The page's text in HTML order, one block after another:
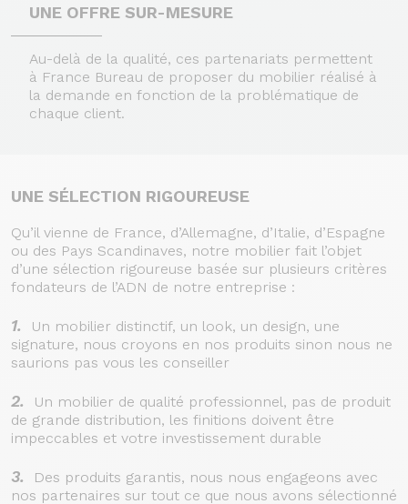
UNE OFFRE SUR-MESURE
Au-delà de la qualité, ces partenariats permettent
à France Bureau de proposer du mobilier réalisé à
la demande en fonction de la problématique de
chaque client.
UNE SÉLECTION RIGOUREUSE
Qu’il vienne de France, d’Allemagne, d’Italie, d’Espagne
ou des Pays Scandinaves, notre mobilier fait l’objet
d’une sélection rigoureuse basée sur plusieurs critères
fondateurs de l’ADN de notre entreprise :
1.
Un mobilier distinctif, un look, un design, une
signature, nous croyons en nos produits sinon nous ne
saurions pas vous les conseiller
2.
Un mobilier de qualité professionnel, pas de produit
de grande distribution, les finitions doivent être
impeccables et votre investissement durable
3.
Des produits garantis, nous nous engageons avec
nos partenaires sur tout ce que nous avons sélectionné